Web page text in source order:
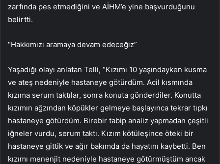
zarfında pes etmediğini ve AİHM’e yine başvurduğunu
belirtti.
“Hakkımızı aramaya devam edeceğiz”
Yaşadığı olayı anlatan Telli, “Kızımı 10 yaşındayken kusma
ve ateş nedeniyle hastaneye götürdüm. Acil kısmında
kızıma serum taktılar, sonra konuta gönderdiler. Konutta
kızımın ağzından köpükler gelmeye başlayınca tekrar tıpkı
hastaneye götürdüm. Birebir tabip analiz yapmadan çeşitli
iğneler vurdu, serum taktı. Kızım kötüleşince öteki bir
hastaneye gittik ve ağır bakımda da hayatını kaybetti. Ben
kızımı menenjit nedeniyle hastaneye götürmüştüm ancak